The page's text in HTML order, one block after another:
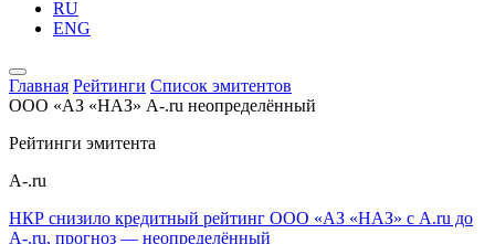
RU
ENG
Главная Рейтинги Список эмитентов
ООО «АЗ «НАЗ» A-.ru неопределённый
Рейтинги эмитента
A-.ru
НКР снизило кредитный рейтинг ООО «АЗ «НАЗ» с A.ru до
A-.ru, прогноз — неопределённый